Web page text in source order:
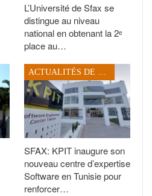
L’Université de Sfax se
distingue au niveau
national en obtenant la 2ᵉ
place au…
ACTUALITÉS DE SFAX
SFAX: KPIT inaugure son
nouveau centre d’expertise
Software en Tunisie pour
renforcer…